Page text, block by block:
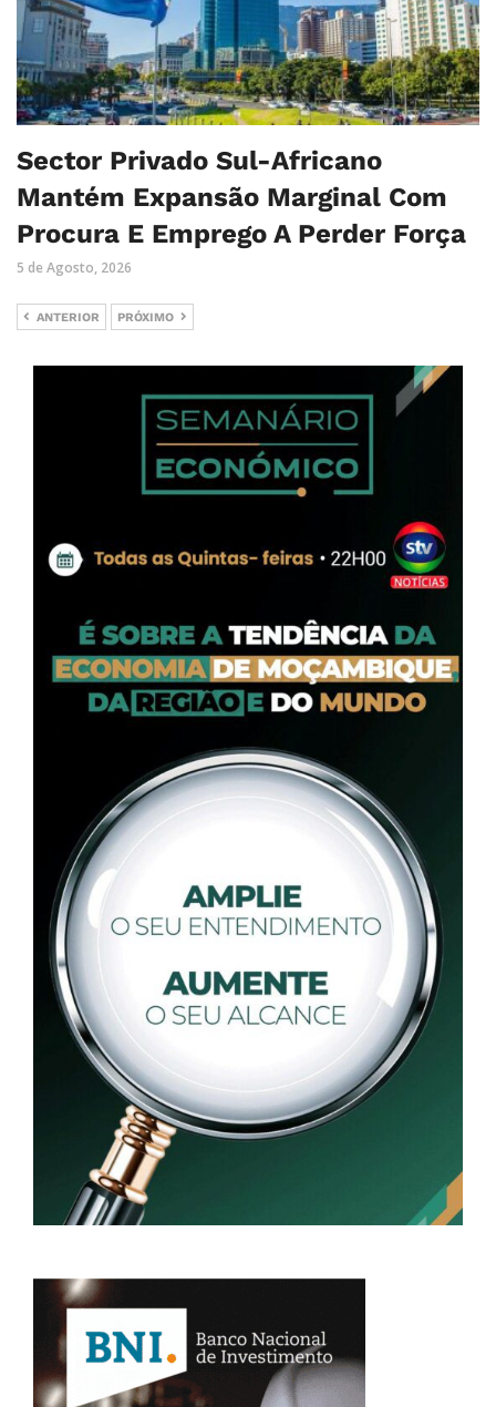
Sector Privado Sul-Africano
Mantém Expansão Marginal Com
Procura E Emprego A Perder Força
5 de Agosto, 2026
ANTERIOR PRÓXIMO